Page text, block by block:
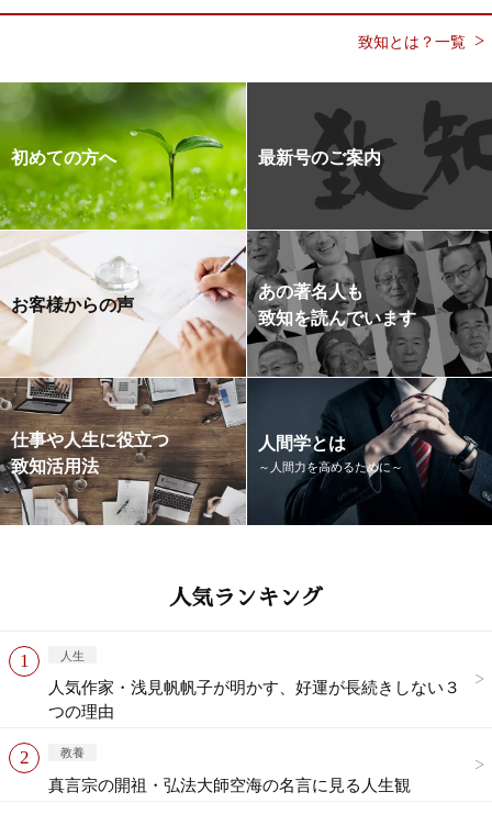
致知とは？一覧
初めての方へ 最新号のご案内
お客様からの声
あの著名人も
致知を読んでいます
仕事や人生に役立つ
致知活用法
人間学とは
～人間力を高めるために～
人気ランキング
人生
人気作家・浅見帆帆子が明かす、好運が長続きしない３
つの理由
教養
真言宗の開祖・弘法大師空海の名言に見る人生観